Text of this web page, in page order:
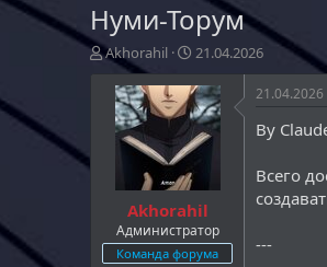
Нуми-Торум
А
Akhorahil
Д
т
а
н
а
а
л
а
21.04.2026
Akhorahil
Администратор
Команда форума
21.04.2026
By
Всего
---